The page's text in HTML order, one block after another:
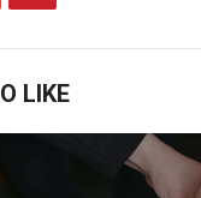
LIKE